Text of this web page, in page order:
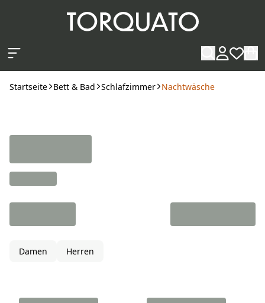
Startseite Bett & Bad Schlafzimmer Nachtwäsche
Damen Herren